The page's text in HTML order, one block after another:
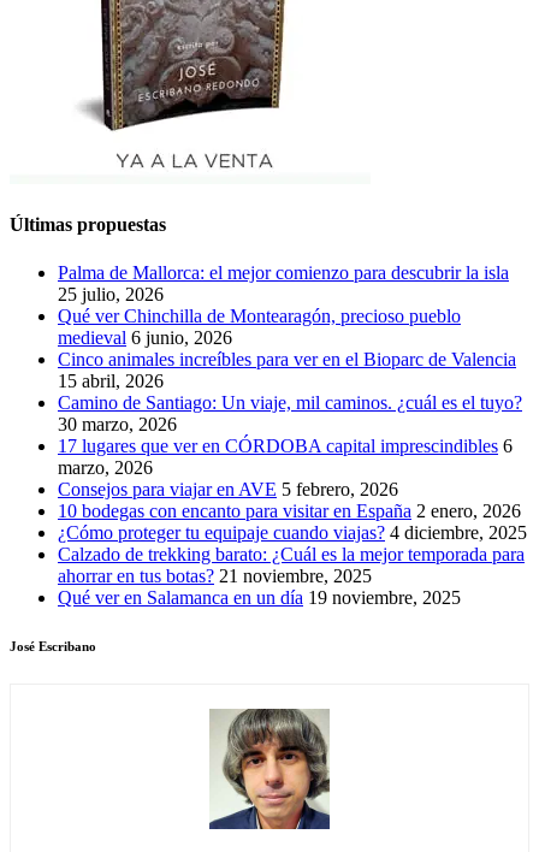
Últimas propuestas
Palma de Mallorca: el mejor comienzo para descubrir la isla
25 julio, 2026
Qué ver Chinchilla de Montearagón, precioso pueblo
medieval 6 junio, 2026
Cinco animales increíbles para ver en el Bioparc de Valencia
15 abril, 2026
Camino de Santiago: Un viaje, mil caminos. ¿cuál es el tuyo?
30 marzo, 2026
17 lugares que ver en CÓRDOBA capital imprescindibles 6
marzo, 2026
Consejos para viajar en AVE 5 febrero, 2026
10 bodegas con encanto para visitar en España 2 enero, 2026
¿Cómo proteger tu equipaje cuando viajas? 4 diciembre, 2025
Calzado de trekking barato: ¿Cuál es la mejor temporada para
ahorrar en tus botas? 21 noviembre, 2025
Qué ver en Salamanca en un día 19 noviembre, 2025
José Escribano